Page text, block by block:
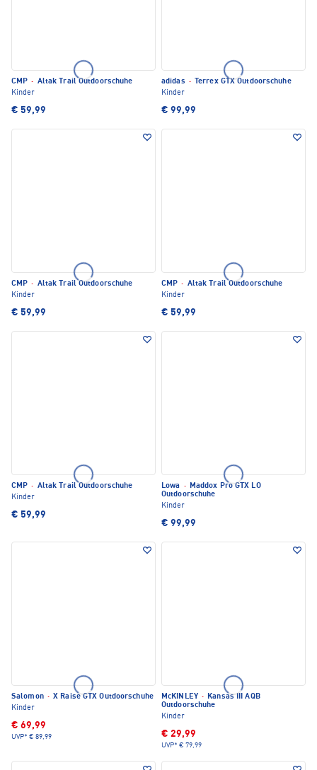
CMP · Altak Trail Outdoorschuhe
Kinder
€ 59,99
adidas ·
Terrex GTX Outdoorschuhe
Kinder
€ 99,99
CMP · Altak Trail Outdoorschuhe
Kinder
€ 59,99
CMP · Altak Trail Outdoorschuhe
Kinder
€ 59,99
CMP · Altak Trail Outdoorschuhe
Kinder
€ 59,99
Lowa · Maddox Pro GTX LO
Outdoorschuhe
Kinder
€ 99,99
Salomon · X Raise GTX Outdoorschuhe
Kinder
€ 69,99
UVP* € 89,99
McKINLEY · Kansas III AQB
Outdoorschuhe
Kinder
€ 29,99
UVP* € 79,99